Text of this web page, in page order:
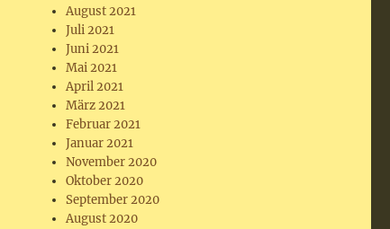
August 2021
Juli 2021
Juni 2021
Mai 2021
April 2021
März 2021
Februar 2021
Januar 2021
November 2020
Oktober 2020
September 2020
August 2020